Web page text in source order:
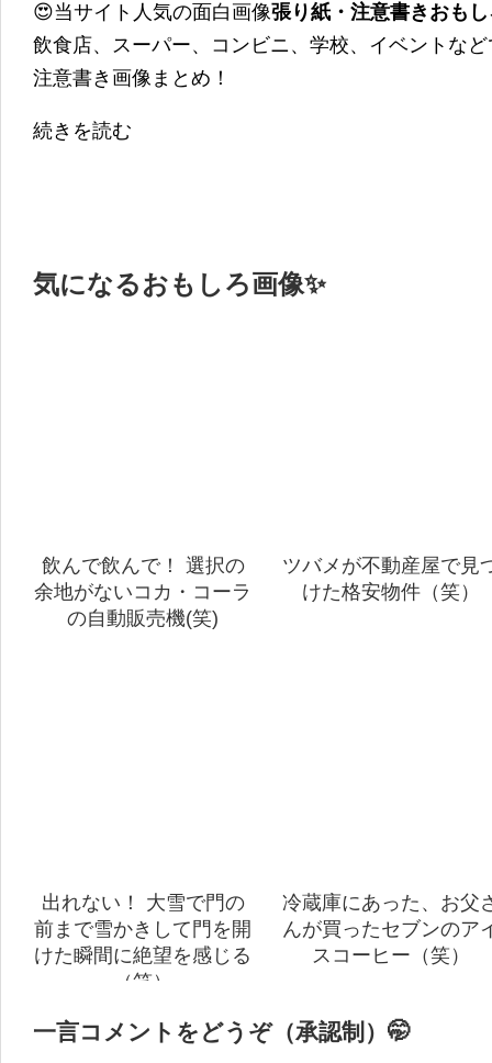
😍当サイト人気の面白画像張り紙・注意書きおも
飲食店、スーパー、コンビニ、学校、イベントな
注意書き画像まとめ！
続きを読む
気になるおもしろ画像✨
飲んで飲んで！ 選択の
余地がないコカ・コーラ
の自動販売機(笑)
ツバメが不動産屋で見
けた格安物件（笑）
出れない！ 大雪で門の
前まで雪かきして門を開
けた瞬間に絶望を感じる
（笑）
冷蔵庫にあった、お父
んが買ったセブンのア
スコーヒー（笑）
一言コメントをどうぞ（承認制）🤭